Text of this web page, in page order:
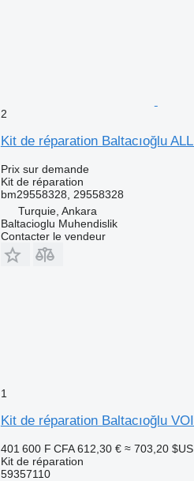
2
Kit de réparation Baltacıoğlu
Prix sur demande
Kit de réparation
bm29558328, 29558328
Turquie, Ankara
Baltacioglu Muhendislik
Contacter le vendeur
1
Kit de réparation Baltacıoğlu
401 600 F CFA 612,30 € ≈ 703,20 $US
Kit de réparation
59357110